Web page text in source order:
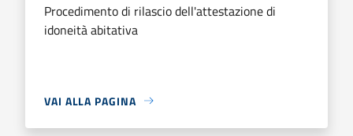
Procedimento di rilascio dell'attestazione di
idoneità abitativa
VAI ALLA PAGINA